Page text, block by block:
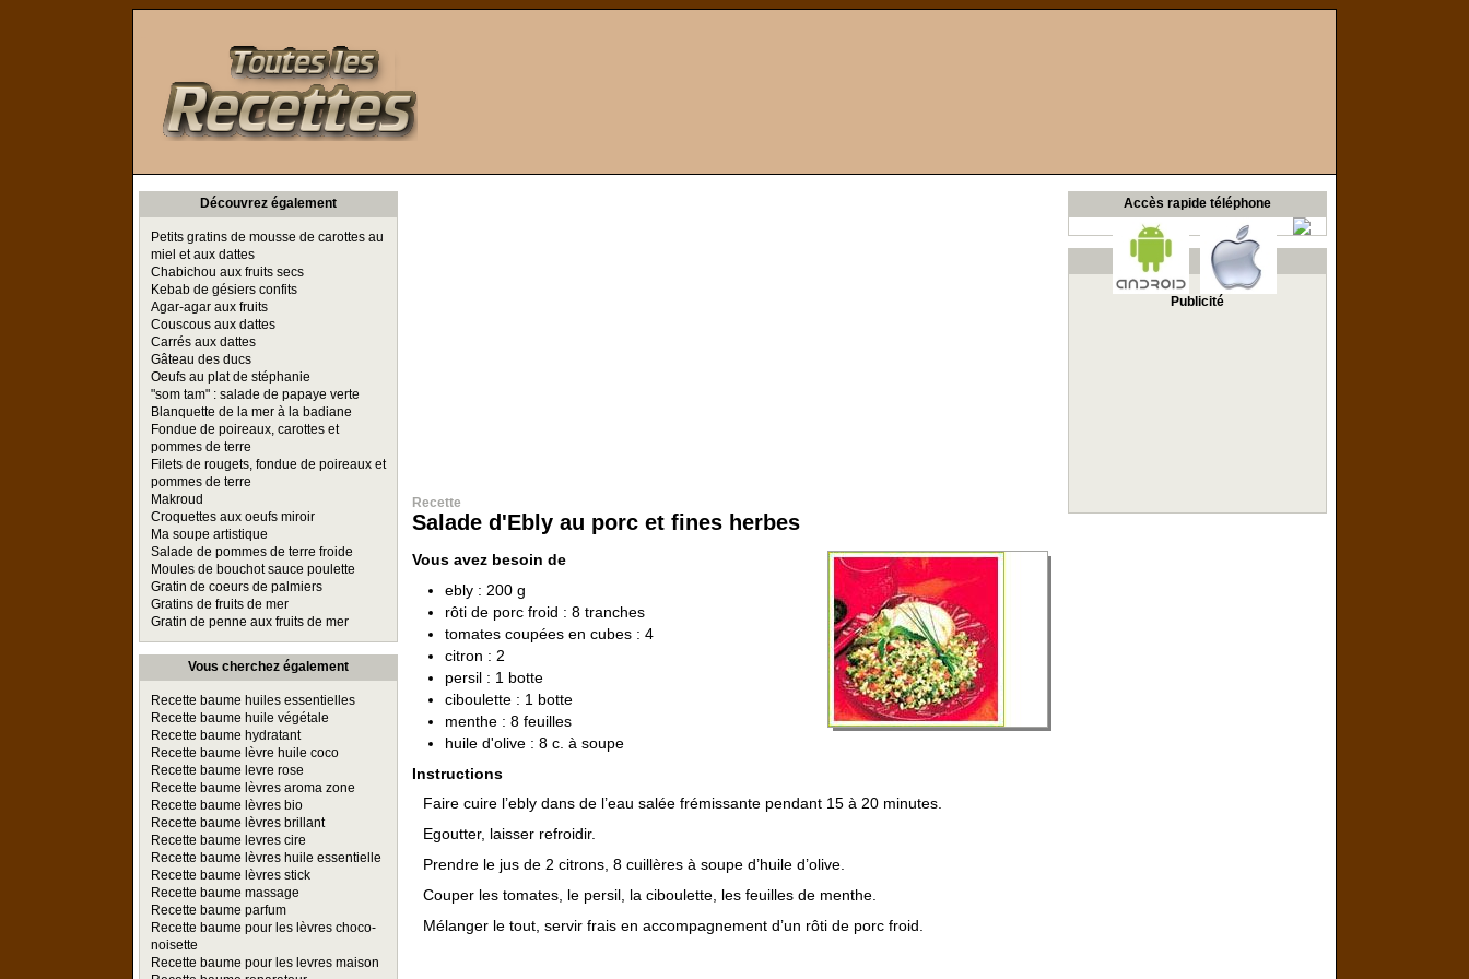
Découvrez également
Petits gratins de mousse de carottes au
miel et aux dattes
Chabichou aux fruits secs
Kebab de gésiers confits
Agar-agar aux fruits
Couscous aux dattes
Carrés aux dattes
Gâteau des ducs
Oeufs au plat de stéphanie
"som tam" : salade de papaye verte
Blanquette de la mer à la badiane
Fondue de poireaux, carottes et
pommes de terre
Filets de rougets, fondue de poireaux et
pommes de terre
Makroud
Croquettes aux oeufs miroir
Ma soupe artistique
Salade de pommes de terre froide
Moules de bouchot sauce poulette
Gratin de coeurs de palmiers
Gratins de fruits de mer
Gratin de penne aux fruits de mer
Vous cherchez également
Recette baume huiles essentielles
Recette baume huile végétale
Recette baume hydratant
Recette baume lèvre huile coco
Recette baume levre rose
Recette baume lèvres aroma zone
Recette baume lèvres bio
Recette baume lèvres brillant
Recette baume levres cire
Recette baume lèvres huile essentielle
Recette baume lèvres stick
Recette baume massage
Recette baume parfum
Recette baume pour les lèvres choco-
noisette
Recette baume pour les levres maison
Recette
Salade d'Ebly au porc et fines herbes
Vous avez besoin de
ebly : 200 g
rôti de porc froid : 8 tranches
tomates coupées en cubes : 4
citron : 2
persil : 1 botte
ciboulette : 1 botte
menthe : 8 feuilles
huile d'olive : 8 c. à soupe
Instructions
Faire cuire l’ebly dans de l’eau salée frémissante pendant 15 à 20 minutes.
Egoutter, laisser refroidir.
Prendre le jus de 2 citrons, 8 cuillères à soupe d’huile d’olive.
Couper les tomates, le persil, la ciboulette, les feuilles de menthe.
Mélanger le tout, servir frais en accompagnement d’un rôti de porc froid.
Accès rapide téléphone
Publicité